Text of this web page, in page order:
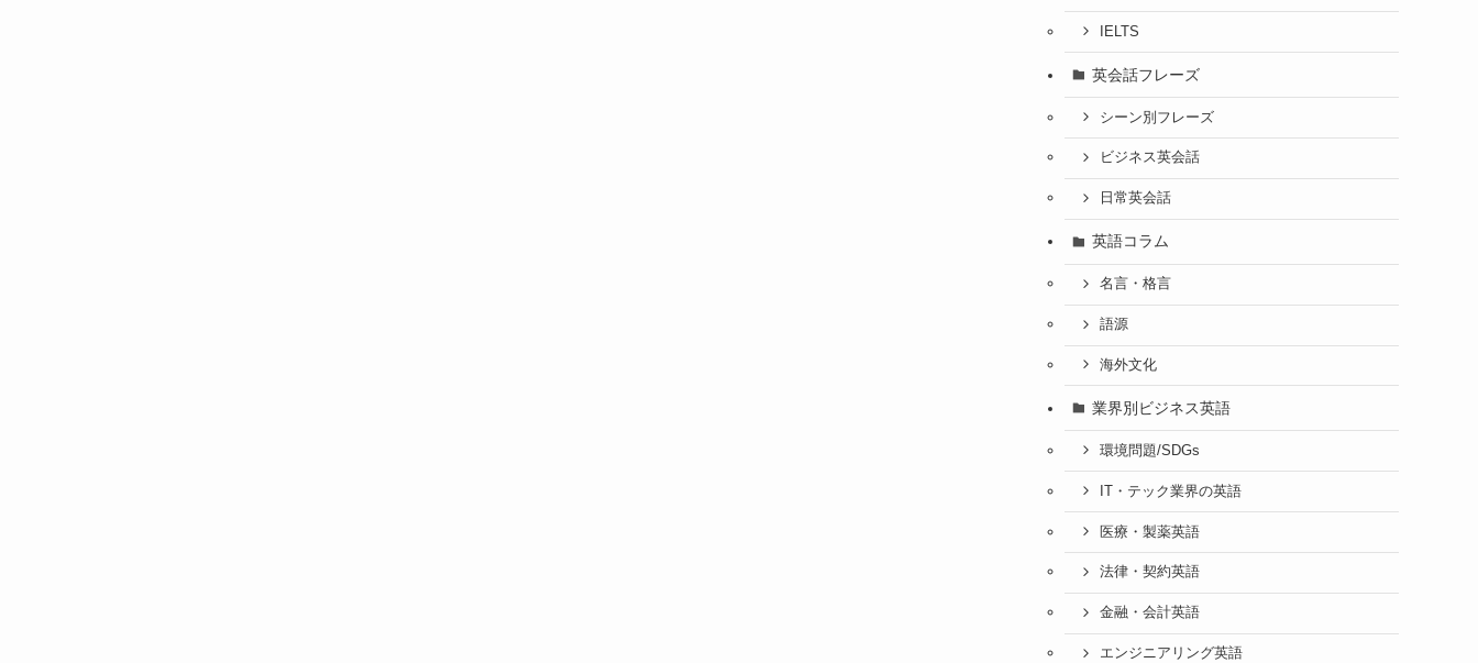
IELTS
英会話フレーズ
シーン別フレーズ
ビジネス英会話
日常英会話
英語コラム
名言・格言
語源
海外文化
業界別ビジネス英語
環境問題/SDGs
IT・テック業界の英語
医療・製薬英語
法律・契約英語
金融・会計英語
エンジニアリング英語